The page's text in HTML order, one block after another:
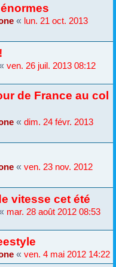
« lun. 21 oct. 2013
ven. 26 juil. 2013 08:12
de France au col
« dim. 24 févr. 2013
« ven. 23 nov. 2012
vitesse cet été
mar. 28 août 2012 08:53
« ven. 4 mai 2012 14:22